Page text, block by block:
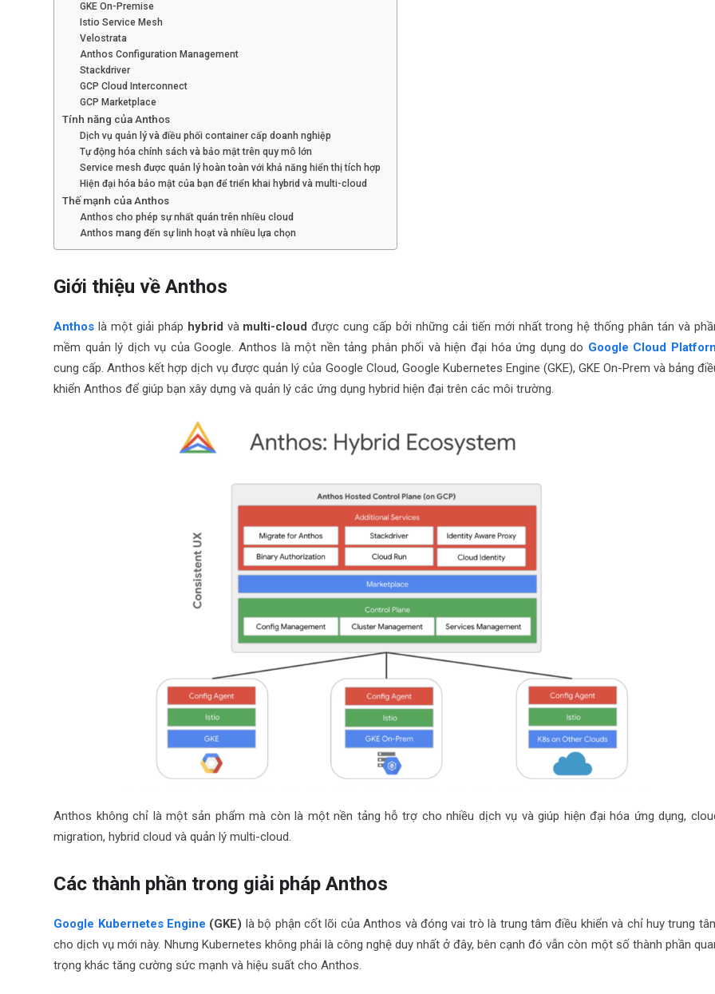
GKE On-Premise
Istio Service Mesh
Velostrata
Anthos Configuration Management
Stackdriver
GCP Cloud Interconnect
GCP Marketplace
Tính năng của Anthos
Dịch vụ quản lý và điều phối container cấp doanh nghiệp
Tự động hóa chính sách và bảo mật trên quy mô lớn
Service mesh được quản lý hoàn toàn với khả năng hiển thị tích hợp
Hiện đại hóa bảo mật của bạn để triển khai hybrid và multi-cloud
Thế mạnh của Anthos
Anthos cho phép sự nhất quán trên nhiều cloud
Anthos mang đến sự linh hoạt và nhiều lựa chọn
Giới thiệu về Anthos
Anthos là một giải pháp hybrid và multi-cloud được cung cấp bởi những cải tiến mới nhất trong hệ thống phân tán và
mềm quản lý dịch vụ của Google. Anthos là một nền tảng phân phối và hiện đại hóa ứng dụng do Google Cloud
cung cấp. Anthos kết hợp dịch vụ được quản lý của Google Cloud, Google Kubernetes Engine (GKE), GKE On-Prem và bảng
khiển Anthos để giúp bạn xây dựng và quản lý các ứng dụng hybrid hiện đại trên các môi trường.
Anthos không chỉ là một sản phẩm mà còn là một nền tảng hỗ trợ cho nhiều dịch vụ và giúp hiện đại hóa ứng dụng,
migration, hybrid cloud và quản lý multi-cloud.
Các thành phần trong giải pháp Anthos
Google Kubernetes Engine (GKE) là bộ phận cốt lõi của Anthos và đóng vai trò là trung tâm điều khiển và chỉ huy trung
cho dịch vụ mới này. Nhưng Kubernetes không phải là công nghệ duy nhất ở đây, bên cạnh đó vẫn còn một số thành phần
trọng khác tăng cường sức mạnh và hiệu suất cho Anthos.